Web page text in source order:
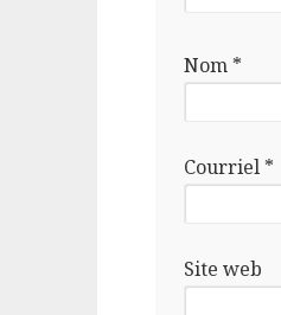
Nom *
Courriel *
Site web